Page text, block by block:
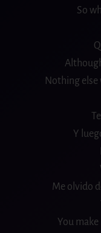
So
Nothing
Y
Me olvido
You